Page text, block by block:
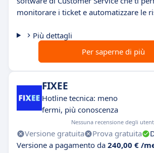
monitorare i ticket e automatizzare le
Più dettagli
Per saperne di più
FIXEE
Hotline tecnica: meno
fermi, più conoscenza
Nessuna recensione degli
Versione gratuita Prova gratuita
Versione a pagamento da 240,00 € /